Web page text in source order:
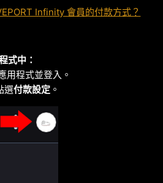
Infinity 會員的付款方式？
式中：
用程式並登入。
選付款設定 。